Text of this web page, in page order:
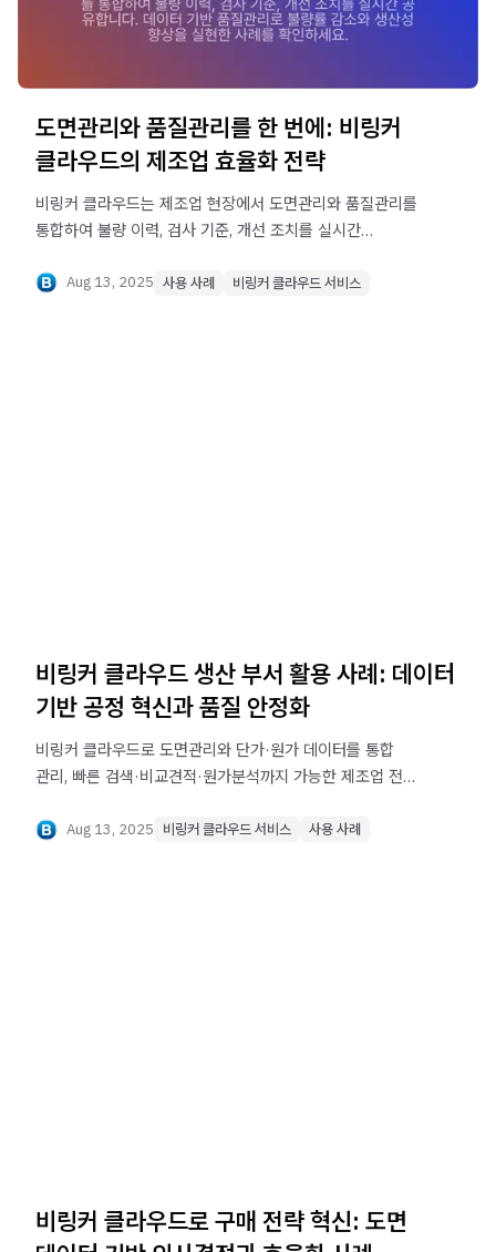
도면관리와 품질관리를 한 번에: 비링커
클라우드의 제조업 효율화 전략
비링커 클라우드는 제조업 현장에서 도면관리와 품질관리를
통합하여 불량 이력, 검사 기준, 개선 조치를 실시간
향상을 실현한 사례를 확인하세요.
Aug 13, 2025 사용 사례 비링커 클라우드 서비스
비링커 클라우드 생산 부서 활용 사례: 데이터
기반 공정 혁신과 품질 안정화
비링커 클라우드로 도면관리와 단가·원가 데이터를 통합
관리, 빠른 검색·비교견적·원가분석까지 가능한 제조업 전용
Aug 13, 2025 비링커 클라우드 서비스 사용 사례
비링커 클라우드로 구매 전략 혁신: 도면